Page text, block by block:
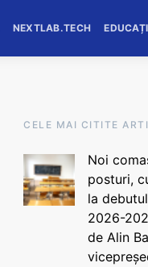
NEXTLAB.TECH
CELE MAI CITITE
Noi
posturi,
la
2026-
de Alin